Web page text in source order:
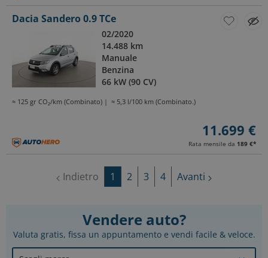
Dacia Sandero 0.9 TCe
02/2020
14.488 km
Manuale
Benzina
66 kW (90 CV)
≈ 125 gr CO₂/km (Combinato) ≈ 5,3 l/100 km (Combinato.)
11.699 €
Rata mensile da 189 €*
Indietro 1 2 3 4 Avanti
Vendere auto?
Valuta gratis, fissa un appuntamento e vendi facile & veloce.